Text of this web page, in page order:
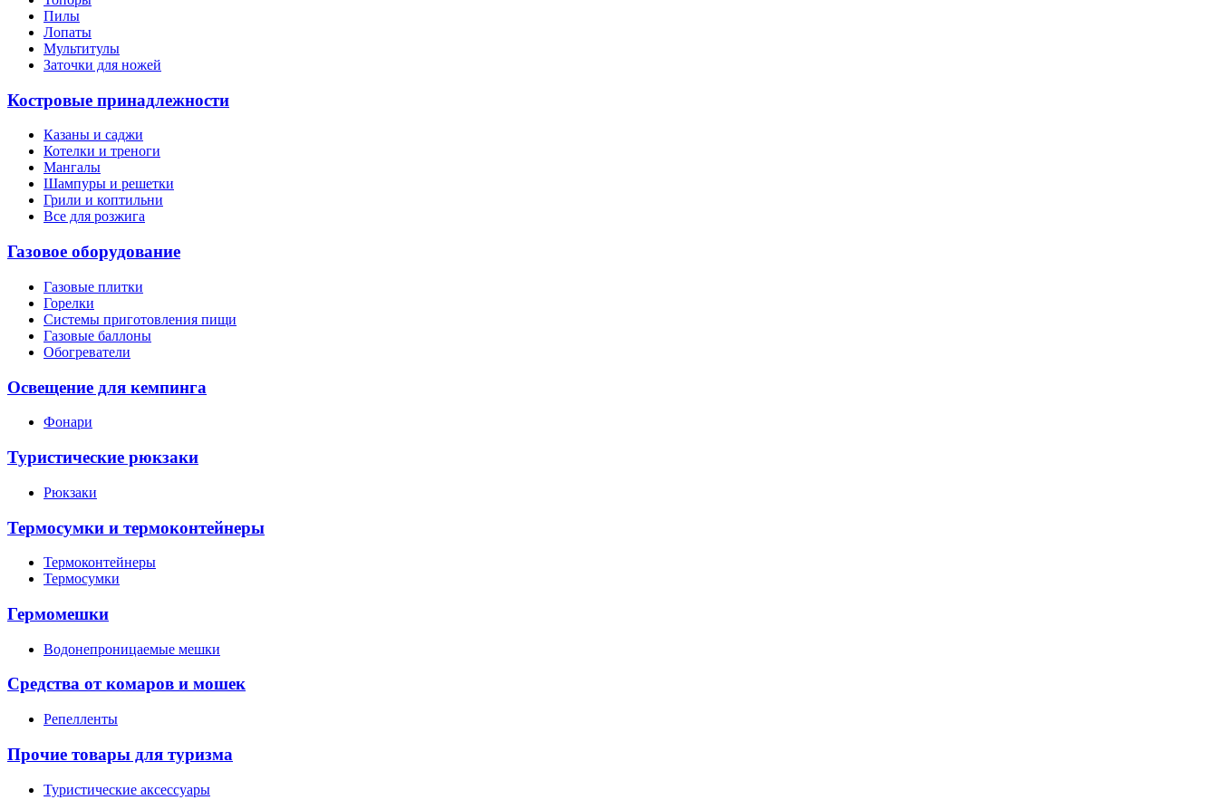
Пилы
Лопаты
Мультитулы
Заточки для ножей
Костровые принадлежности
Казаны и саджи
Котелки и треноги
Мангалы
Шампуры и решетки
Грили и коптильни
Все для розжига
Газовое оборудование
Газовые плитки
Горелки
Системы приготовления пищи
Газовые баллоны
Обогреватели
Освещение для кемпинга
Фонари
Туристические рюкзаки
Рюкзаки
Термосумки и термоконтейнеры
Термоконтейнеры
Термосумки
Гермомешки
Водонепроницаемые мешки
Средства от комаров и мошек
Репелленты
Прочие товары для туризма
Туристические аксессуары